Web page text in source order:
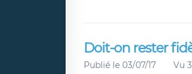
Doit-on rester
Publié le 03/07/17 Vu